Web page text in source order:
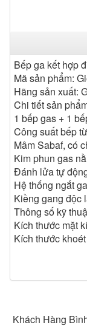
Bếp hồng ngoại
nhiệt cho phép
nấu từ chất liệu
năng, không
Bếp từ sử
qua cuộn từ
zoneless
Bếp ga kết hợp
Mã sản phẩm:
Hãng sản xuất:
Chi tiết sản
1 bếp gas + 1
Công suất bếp
Mâm Sabaf, có
Kim phun gas
Đánh lửa tự
Hệ thống ngắt
Kiềng gang độc
Thông số kỹ
Kích thước mặt
Kích thước
Khách Hàng